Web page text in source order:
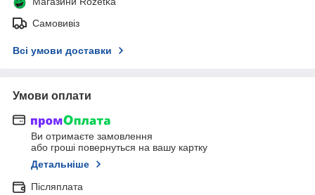
Самовивіз
Всі умови доставки
Умови оплати
Ви отримаєте замовлення
або гроші повернуться на вашу картку
Детальніше
Післяплата